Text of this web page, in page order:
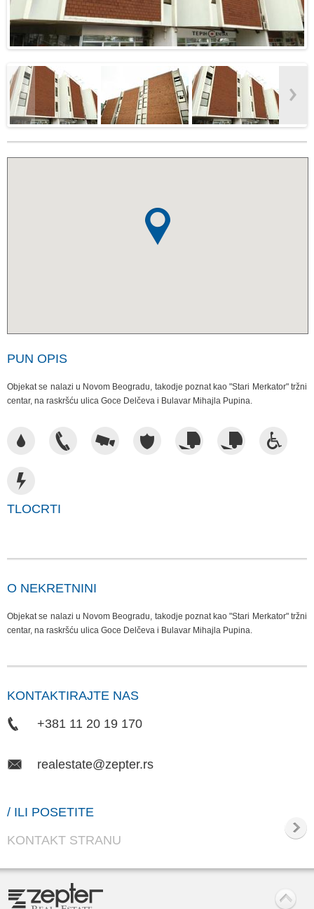
PUN OPIS
Objekat se nalazi u Novom Beogradu, takodje poznat kao "Stari Merkator" tržni
centar, na raskršću ulica Goce Delčeva i Bulavar Mihajla Pupina.
TLOCRTI
O NEKRETNINI
Objekat se nalazi u Novom Beogradu, takodje poznat kao "Stari Merkator" tržni
centar, na raskršću ulica Goce Delčeva i Bulavar Mihajla Pupina.
KONTAKTIRAJTE NAS
+381 11 20 19 170
realestate@zepter.rs
/ ILI POSETITE
KONTAKT STRANU